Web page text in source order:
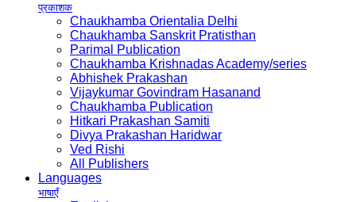
प्रकाशक
Chaukhamba Orientalia Delhi
Chaukhamba Sanskrit Pratisthan
Parimal Publication
Chaukhamba Krishnadas Academy/series
Abhishek Prakashan
Vijaykumar Govindram Hasanand
Chaukhamba Publication
Hitkari Prakashan Samiti
Divya Prakashan Haridwar
Ved Rishi
All Publishers
Languages
भाषाएँ